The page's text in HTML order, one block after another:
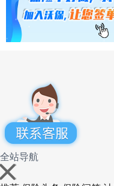
在覆盖病种上，两
内;在赔付力度上，
妈咪保贝新生版不
整体来看，妈咪保
好的，胜在赔付不
(3)少儿罕见病可以
针对5种少儿罕见病
全站导航